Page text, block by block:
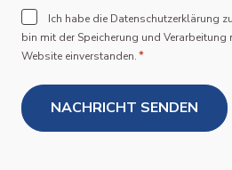
Consent
*
Ich habe die Datenschutzerklärung
bin mit der Speicherung und Verarbeitung
Website einverstanden.*